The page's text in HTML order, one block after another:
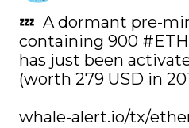
💤  A dormant pre-
containing 900 #ETH
has just been
(worth 279 USD in
whale-alert.io/tx/